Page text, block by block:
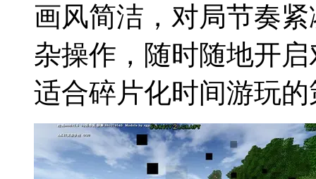
画风简洁，对局节奏
杂操作，随时随地开
适合碎片化时间游玩